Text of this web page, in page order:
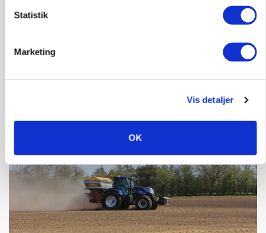
Statistik
Marketing
Vis detaljer
OK